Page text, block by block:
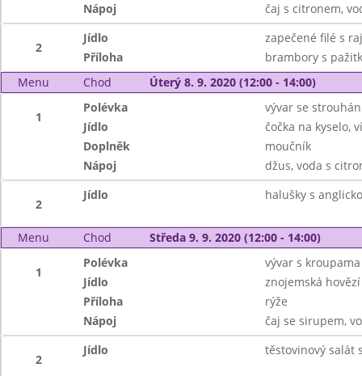
Nápoj
čaj s citronem,
2
Jídlo
zapečené filé s
Příloha
brambory s
Menu
Chod Úterý 8. 9. 2020 (12:00 - 14:00)
1
Polévka
vývar se
Jídlo
čočka na kyselo,
Doplněk
moučník
Nápoj
džus, voda s
2
Jídlo halušky s
Menu Chod Středa 9. 9. 2020 (12:00 - 14:00)
1
Polévka
vývar s kroupama
Jídlo
znojemská
Příloha
rýže
Nápoj
čaj se sirupem,
2
Jídlo těstovinový salát